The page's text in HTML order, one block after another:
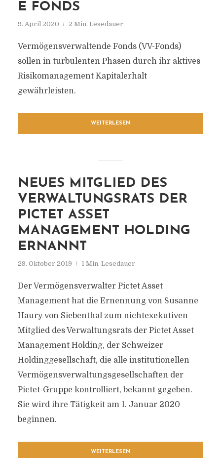
E FONDS
9. April 2020 2 Min. Lesedauer
Vermögensverwaltende Fonds (VV-Fonds)
sollen in turbulenten Phasen durch ihr aktives
Risikomanagement Kapitalerhalt
gewährleisten.
WEITERLESEN
NEUES MITGLIED DES
VERWALTUNGSRATS DER
PICTET ASSET
MANAGEMENT HOLDING
ERNANNT
29. Oktober 2019 1 Min. Lesedauer
Der Vermögensverwalter Pictet Asset
Management hat die Ernennung von Susanne
Haury von Siebenthal zum nichtexekutiven
Mitglied des Verwaltungsrats der Pictet Asset
Management Holding, der Schweizer
Holdinggesellschaft, die alle institutionellen
Vermögensverwaltungsgesellschaften der
Pictet-Gruppe kontrolliert, bekannt gegeben.
Sie wird ihre Tätigkeit am 1. Januar 2020
beginnen.
WEITERLESEN